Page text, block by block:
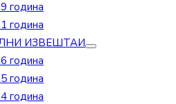
година
година
ИЗВЕШТАИ
година
година
година